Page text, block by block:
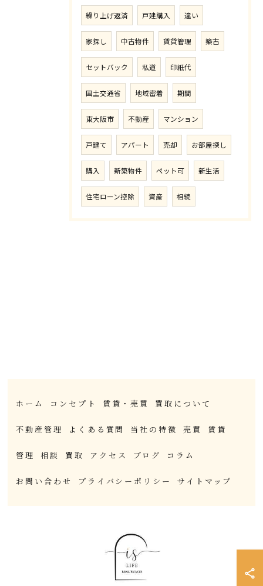
繰り上げ返済 戸建購入 違い
家探し 中古物件 賃貸管理 築古
セットバック 私道 印紙代
国土交通省 地域密着 期間
東大阪市 不動産 マンション
戸建て アパート 売却 お部屋探し
購入 新築物件 ペット可 新生活
住宅ローン控除 資産 相続
ホーム コンセプト 賃貸・売買 買取について
不動産管理 よくある質問 当社の特徴 売買 賃貸
管理 相談 買取 アクセス ブログ コラム
お問い合わせ プライバシーポリシー サイトマップ